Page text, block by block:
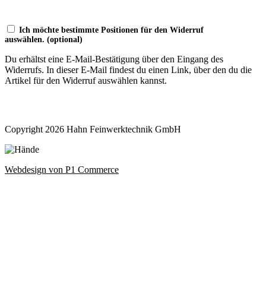
Ich möchte bestimmte Positionen für den Widerruf
auswählen. (optional)
Du erhältst eine E-Mail-Bestätigung über den Eingang des
Widerrufs. In dieser E-Mail findest du einen Link, über den du die
Artikel für den Widerruf auswählen kannst.
Copyright 2026 Hahn Feinwerktechnik GmbH
Webdesign von P1 Commerce